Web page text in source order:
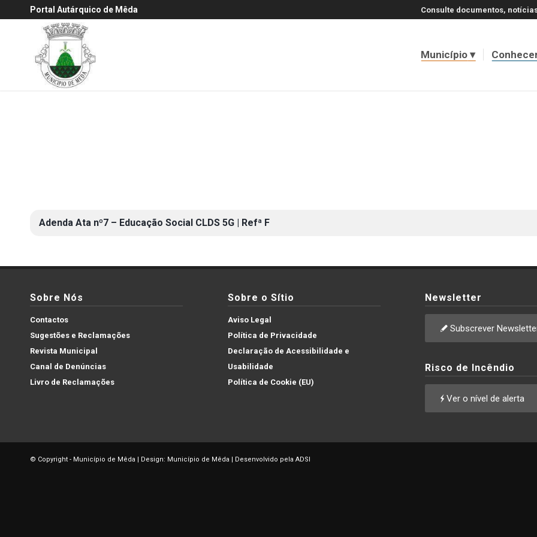
Portal Autárquico de Mêda Consulte documentos,
Município
Adenda Ata nº7 – Educação Social CLDS 5G | Refª F
Sobre Nós
Contactos
Sugestões e Reclamações
Revista Municipal
Canal de Denúncias
Livro de Reclamações
Sobre o Sítio
Aviso Legal
Política de Privacidade
Declaração de Acessibilidade e
Usabilidade
Política de Cookie (EU)
Newsletter
Subscrever
Risco de Incêndio
Ver o nível de alerta
© Copyright - Município de Mêda | Design: Município de Mêda | Desenvolvido pela ADSI